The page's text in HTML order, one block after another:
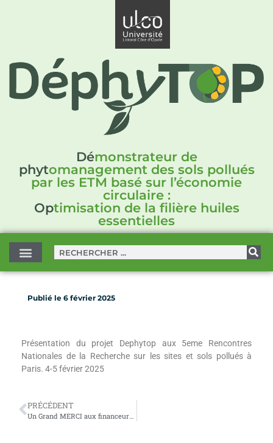
Démonstrateur de
phytomanagement des sols pollués
par les ETM basé sur l’économie
circulaire :
Optimisation de la filière huiles
essentielles
Publié le 6 février 2025
Présentation du projet Dephytop aux 5eme Rencontres
Nationales de la Recherche sur les sites et sols pollués à
Paris. 4-5 février 2025
PRÉCÉDENT